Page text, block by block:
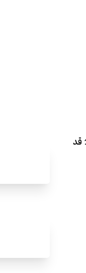
مايكروسوفت تعترف بخلل في ويندوز 11 قد